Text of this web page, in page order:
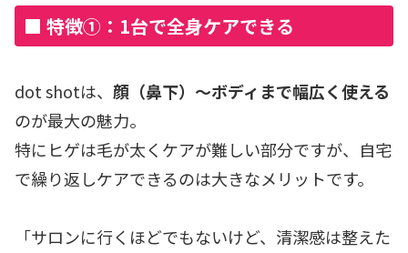
■ 特徴①：1台で全身ケアできる
dot shotは、 顔（鼻下）〜ボディまで幅広く使える
のが最大の魅力。
特にヒゲは毛が太くケアが難しい部分ですが、自宅
で繰り返しケアできるのは大きなメリットです。
「サロンに行くほどでもないけど、清潔感は整えた